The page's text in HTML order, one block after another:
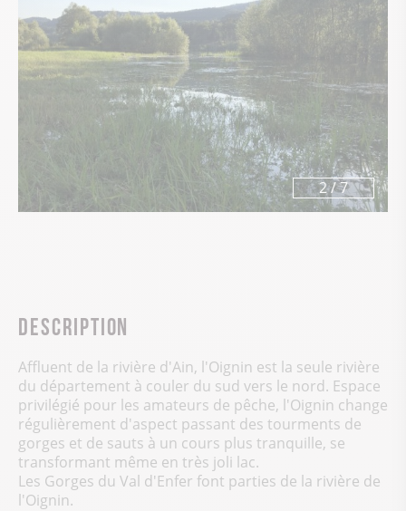
3/7
Description
Affluent de la rivière d'Ain, l'Oignin est la seule rivière
du département à couler du sud vers le nord. Espace
privilégié pour les amateurs de pêche, l'Oignin change
régulièrement d'aspect passant des tourments de
gorges et de sauts à un cours plus tranquille, se
transformant même en très joli lac.
Les Gorges du Val d'Enfer font parties de la rivière de
l'Oignin.